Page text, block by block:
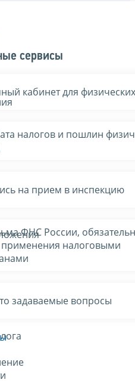
сервисы
кабинет для
налогов и пошлин
на прием в инспекцию
ФНС России,
применения налоговыми
задаваемые вопросы